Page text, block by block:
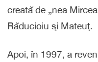
creată de „nea
Răducioiu şi Mateuţ.
Apoi, în 1997, a